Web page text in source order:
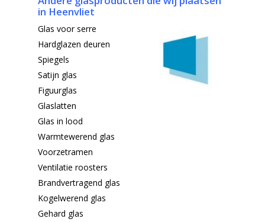
in Heenvliet
Glas voor serre
Hardglazen deuren
Spiegels
Satijn glas
Figuurglas
Glaslatten
Glas in lood
Warmtewerend glas
Voorzetramen
Ventilatie roosters
Brandvertragend glas
Kogelwerend glas
Gehard glas